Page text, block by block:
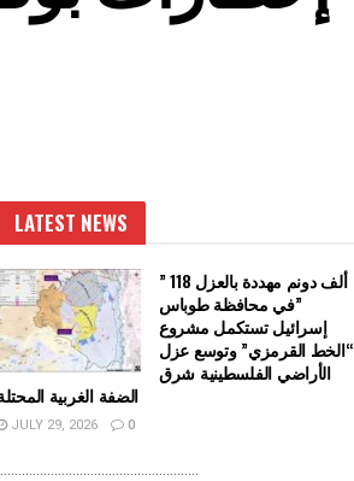
LATEST NEWS
” 118 ألف دونم مهددة بالعزل
في محافظة طوباس”
إسرائيل تستكمل مشروع
“الخط القرمزي” وتوسع عزل
الأراضي الفلسطينية شرق
الضفة الغربية
JULY 29, 2026 0